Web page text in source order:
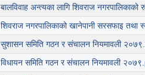
बालविवाह अन्त्यका लागि शिवराज
शिवराज नगरपालिकाको खानेपानी सरसफाइ
सुशासन समिति गठन र संचालन नियमावली
विधायन समिति गठन र संचालन नियमावली